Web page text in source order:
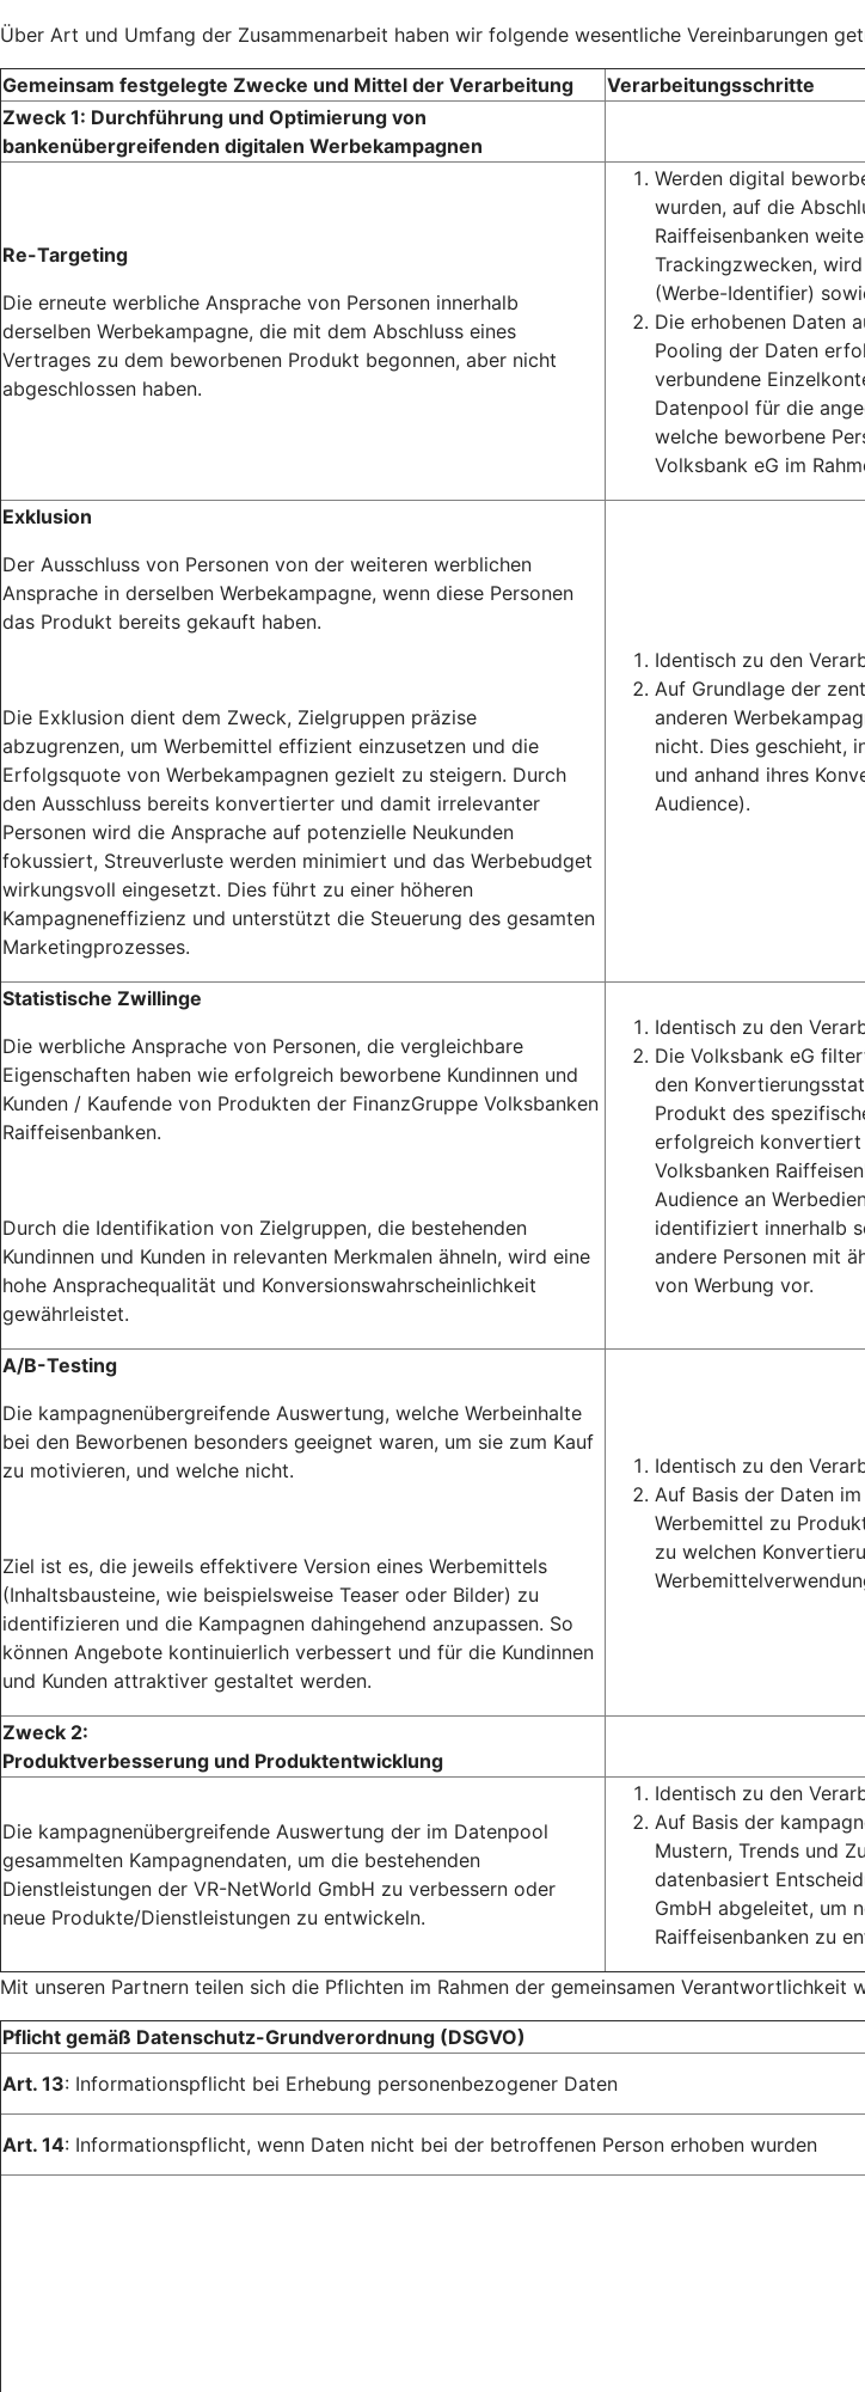
Über Art und Umfang der Zusammenarbeit haben wir folgende wesentliche Vereinbarungen
Gemeinsam festgelegte Zwecke und Mittel der Verarbeitung
Verarbeitungsschritte
Zweck 1: Durchführung und Optimierung von
bankenübergreifenden digitalen Werbekampagnen
Re-Targeting
Die erneute werbliche Ansprache von Personen innerhalb
derselben Werbekampagne, die mit dem Abschluss eines
Vertrages zu dem beworbenen Produkt begonnen, aber nicht
abgeschlossen haben.
Werden digital
wurden, auf die
Raiffeisenbanken
Trackingzwecken,
(Werbe-Identifier)
Die erhobenen Daten
Pooling der Daten
verbundene
Datenpool für die
welche beworbene
Volksbank eG im
Exklusion
Der Ausschluss von Personen von der weiteren werblichen
Ansprache in derselben Werbekampagne, wenn diese Personen
das Produkt bereits gekauft haben.
Die Exklusion dient dem Zweck, Zielgruppen präzise
abzugrenzen, um Werbemittel effizient einzusetzen und die
Erfolgsquote von Werbekampagnen gezielt zu steigern. Durch
den Ausschluss bereits konvertierter und damit irrelevanter
Personen wird die Ansprache auf potenzielle Neukunden
fokussiert, Streuverluste werden minimiert und das Werbebudget
wirkungsvoll eingesetzt. Dies führt zu einer höheren
Kampagneneffizienz und unterstützt die Steuerung des gesamten
Marketingprozesses.
Identisch zu den
Auf Grundlage der
anderen
nicht. Dies geschieht,
und anhand ihres
Audience).
Statistische Zwillinge
Die werbliche Ansprache von Personen, die vergleichbare
Eigenschaften haben wie erfolgreich beworbene Kundinnen und
Kunden / Kaufende von Produkten der FinanzGruppe Volksbanken
Raiffeisenbanken.
Durch die Identifikation von Zielgruppen, die bestehenden
Kundinnen und Kunden in relevanten Merkmalen ähneln, wird eine
hohe Ansprachequalität und Konversionswahrscheinlichkeit
gewährleistet.
Identisch zu den
Die Volksbank eG
den
Produkt des
erfolgreich konvertiert
Volksbanken
Audience an
identifiziert innerhalb
andere Personen mit
von Werbung vor.
A/B-Testing
Die kampagnenübergreifende Auswertung, welche Werbeinhalte
bei den Beworbenen besonders geeignet waren, um sie zum Kauf
zu motivieren, und welche nicht.
Ziel ist es, die jeweils effektivere Version eines Werbemittels
(Inhaltsbausteine, wie beispielsweise Teaser oder Bilder) zu
identifizieren und die Kampagnen dahingehend anzupassen. So
können Angebote kontinuierlich verbessert und für die Kundinnen
und Kunden attraktiver gestaltet werden.
Identisch zu den
Auf Basis der Daten
Werbemittel zu
zu welchen
Zweck 2:
Produktverbesserung und Produktentwicklung
Die kampagnenübergreifende Auswertung der im Datenpool
gesammelten Kampagnendaten, um die bestehenden
Dienstleistungen der VR-NetWorld GmbH zu verbessern oder
neue Produkte/Dienstleistungen zu entwickeln.
Identisch zu den
Auf Basis der
Mustern, Trends und
datenbasiert
GmbH abgeleitet, um
Raiffeisenbanken zu
Mit unseren Partnern teilen sich die Pflichten im Rahmen der gemeinsamen Verantwortlichkeit
Pflicht gemäß Datenschutz-Grundverordnung (DSGVO)
Art. 13: Informationspflicht bei Erhebung personenbezogener Daten
Art. 14: Informationspflicht, wenn Daten nicht bei der betroffenen Person erhoben wurden